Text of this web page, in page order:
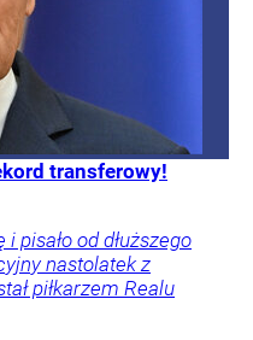
transferowy!
pisało od dłuższego
nastolatek z
piłkarzem Realu